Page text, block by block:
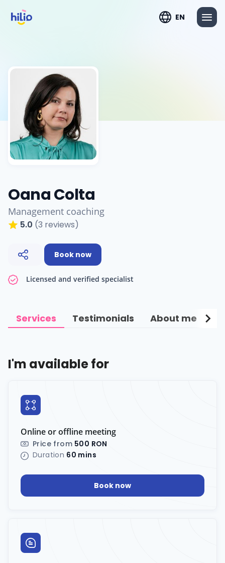
EN
Oana Colta
Management coaching
5.0 (3 reviews)
Book now
Licensed and verified specialist
Services Testimonials About me chevron_right
I'm available for
Online or offline meeting
Price from 500 RON
Duration 60 mins
Book now